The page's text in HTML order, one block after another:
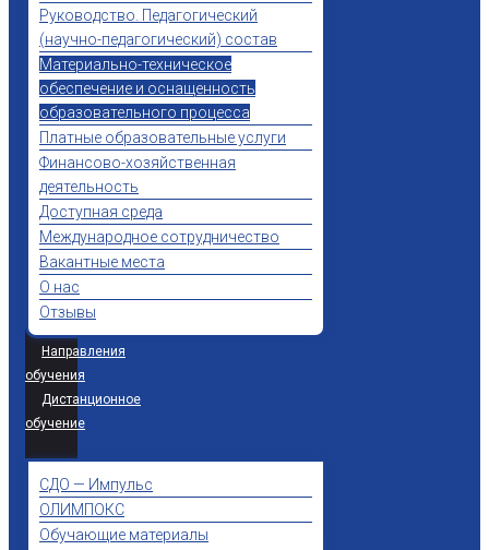
Руководство. Педагогический
(научно-педагогический) состав
Материально-техническое
обеспечение и оснащенность
образовательного процесса
Платные образовательные услуги
Финансово-хозяйственная
деятельность
Доступная среда
Международное сотрудничество
Вакантные места
О нас
Отзывы
Направления
обучения
Дистанционное
обучение
СДО — Импульс
ОЛИМПОКС
Обучающие материалы